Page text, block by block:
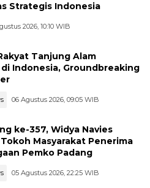
Strategis Indonesia
2026, 10:10 WIB
Tanjung Alam
Indonesia, Groundbreaking
06 Agustus 2026, 09:05 WIB
ke-357, Widya Navies
Tokoh Masyarakat Penerima
Pemko Padang
05 Agustus 2026, 22:25 WIB